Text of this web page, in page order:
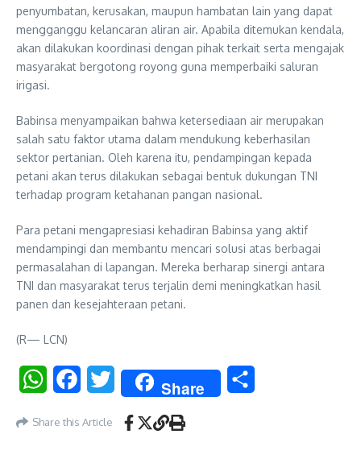
penyumbatan, kerusakan, maupun hambatan lain yang dapat
mengganggu kelancaran aliran air. Apabila ditemukan kendala,
akan dilakukan koordinasi dengan pihak terkait serta mengajak
masyarakat bergotong royong guna memperbaiki saluran
irigasi.
Babinsa menyampaikan bahwa ketersediaan air merupakan
salah satu faktor utama dalam mendukung keberhasilan
sektor pertanian. Oleh karena itu, pendampingan kepada
petani akan terus dilakukan sebagai bentuk dukungan TNI
terhadap program ketahanan pangan nasional.
Para petani mengapresiasi kehadiran Babinsa yang aktif
mendampingi dan membantu mencari solusi atas berbagai
permasalahan di lapangan. Mereka berharap sinergi antara
TNI dan masyarakat terus terjalin demi meningkatkan hasil
panen dan kesejahteraan petani.
(R— LCN)
WhatsAppFacebookTwitter Share
Share this Article